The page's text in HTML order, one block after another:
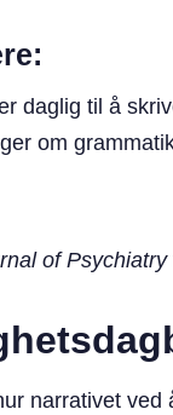
daglig til å
om
of Psychiatry
narrativet